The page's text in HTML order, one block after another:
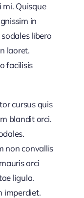
Quisque
in
libero
laoret.
facilisis
cursus quis
blandit orci.
non convallis
orci
ligula.
imperdiet.